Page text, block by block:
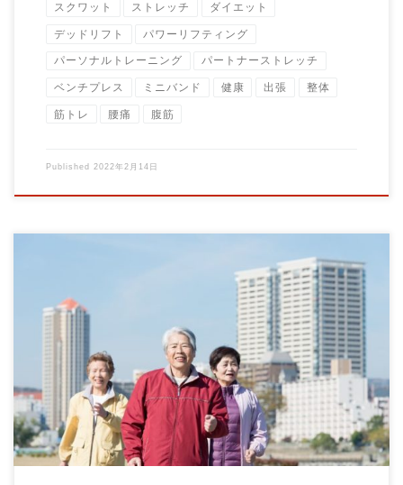
スクワット ストレッチ ダイエット
デッドリフト パワーリフティング
パーソナルトレーニング パートナーストレッチ
ベンチプレス ミニバンド 健康 出張 整体
筋トレ 腰痛 腹筋
Published 2022年2月14日
【論文紹介】 約5万人を対象に運動量とコロナの重症化について
調査したもの。 運動しない […]